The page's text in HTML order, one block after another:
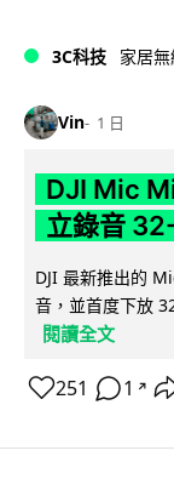
3C科技 家居無
Vin 1 日
DJI Mic
立錄音
DJI 最新推出的
音，並首度下放
閱讀全文
251 1 ↗